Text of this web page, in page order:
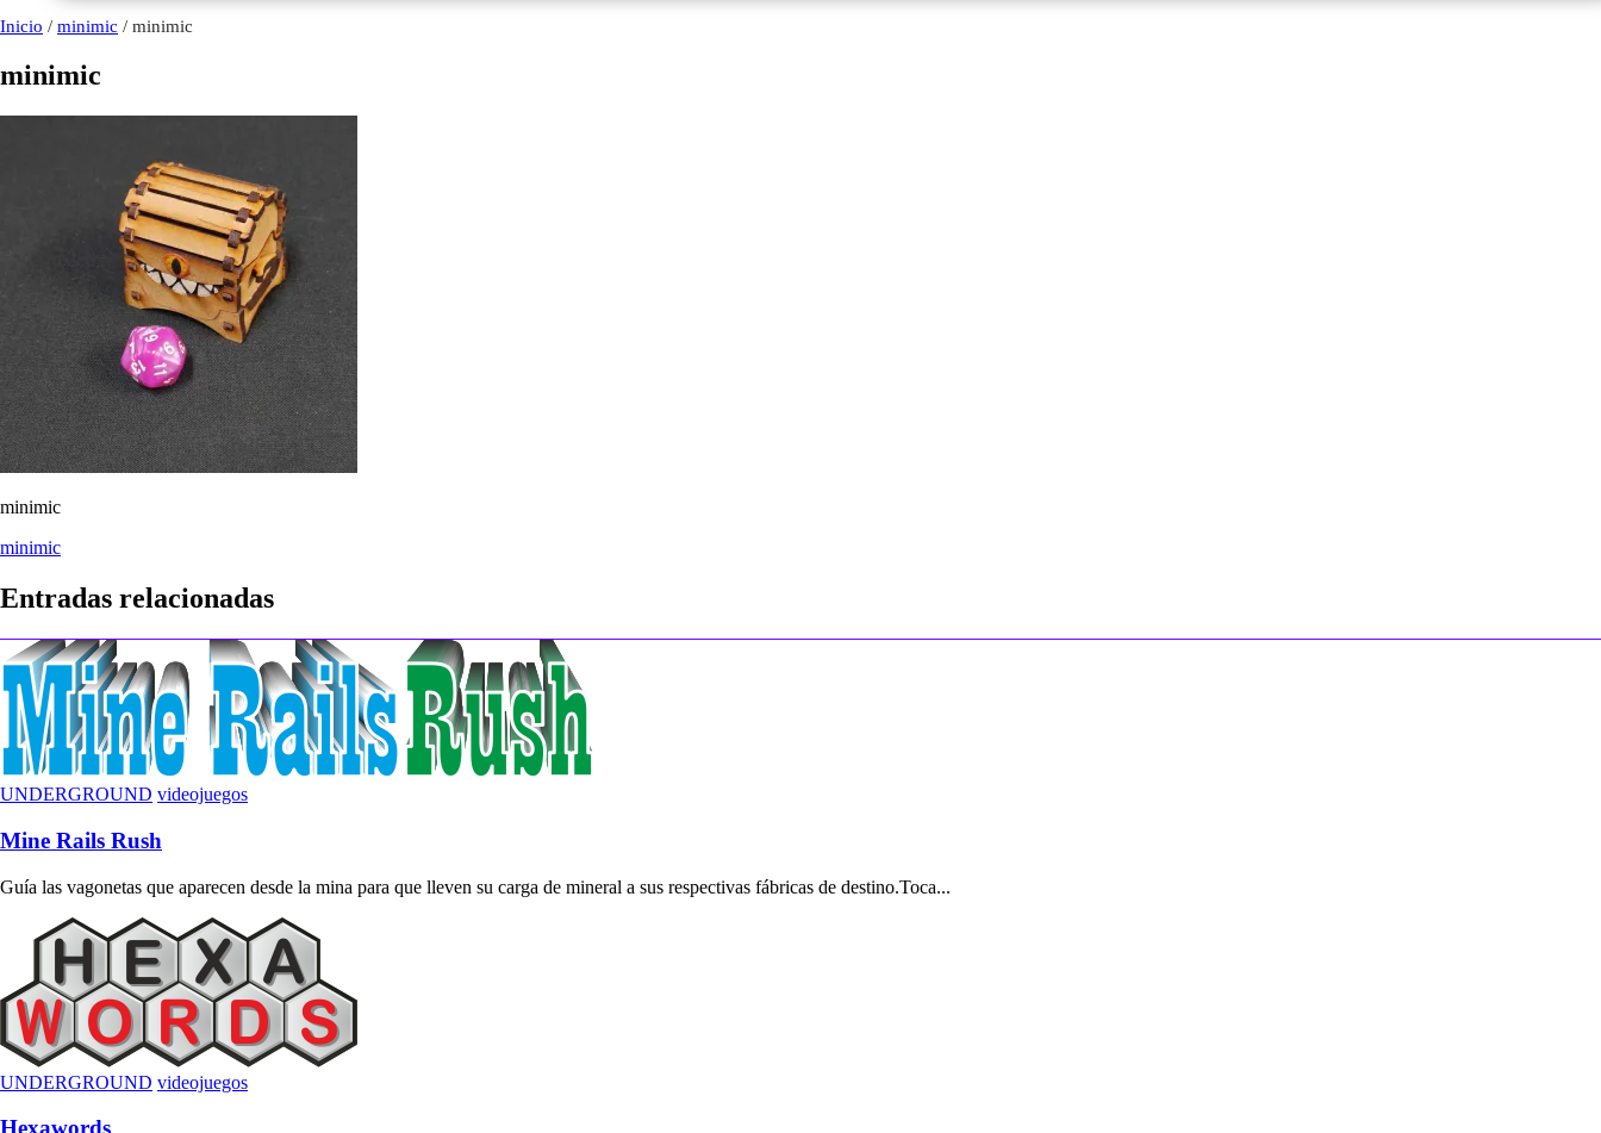
Inicio / minimic / minimic
minimic
minimic
Navegación
de
entradas
minimic
Entradas relacionadas
UNDERGROUND videojuegos
Mine Rails Rush
Guía las vagonetas que aparecen desde la mina para que lleven su carga de mineral a sus respectivas fábricas de destino.Toca...
UNDERGROUND videojuegos
Hexawords